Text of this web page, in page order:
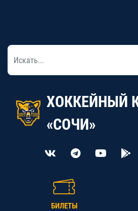
ХОККЕЙНЫЙ
«СОЧИ»
БИЛЕТЫ